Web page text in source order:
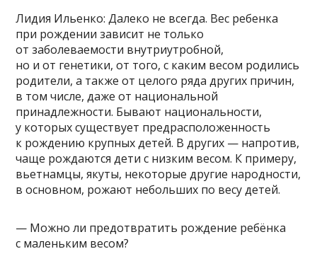
Лидия Ильенко: Далеко не всегда. Вес ребенка
при рождении зависит не только
от заболеваемости внутриутробной,
но и от генетики, от того, с каким весом родились
родители, а также от целого ряда других причин,
в том числе, даже от национальной
принадлежности. Бывают национальности,
у которых существует предрасположенность
к рождению крупных детей. В других — напротив,
чаще рождаются дети с низким весом. К примеру,
вьетнамцы, якуты, некоторые другие народности,
в основном, рожают небольших по весу детей.
— Можно ли предотвратить рождение ребёнка
с маленьким весом?